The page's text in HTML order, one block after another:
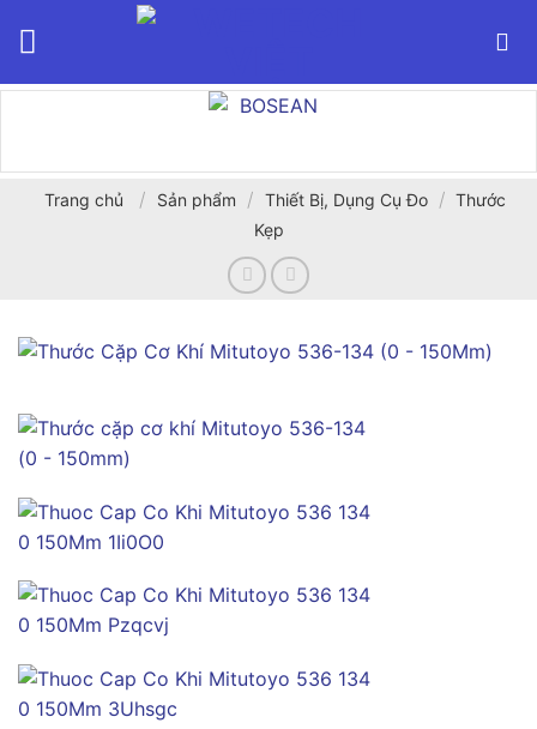
Trang chủ / Sản phẩm / Thiết Bị, Dụng Cụ Đo / Thước
Kẹp